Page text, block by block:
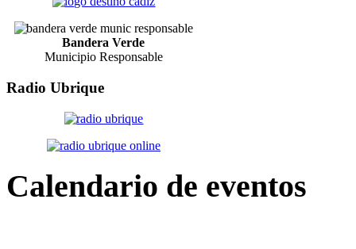
Bandera Verde
Municipio Responsable
Radio Ubrique
Calendario de eventos